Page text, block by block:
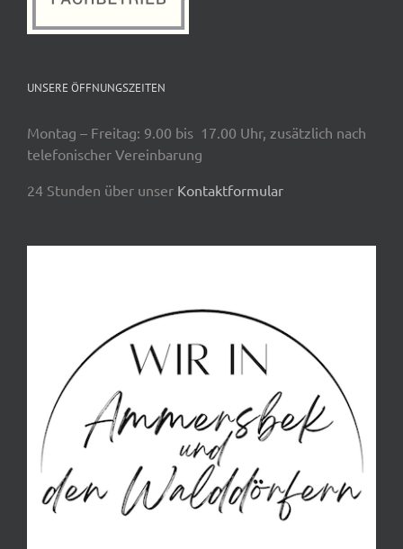
UNSERE ÖFFNUNGSZEITEN
Montag – Freitag: 9.00 bis 17.00 Uhr, zusätzlich nach
telefonischer Vereinbarung
24 Stunden über unser Kontaktformular